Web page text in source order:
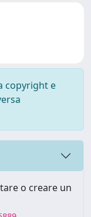
copyright e
o creare un